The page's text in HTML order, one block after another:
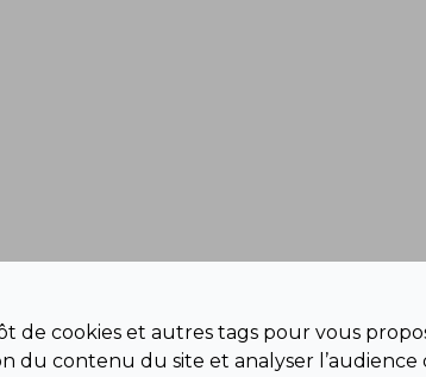
cookies et autres tags pour vous
du contenu du site et analyser